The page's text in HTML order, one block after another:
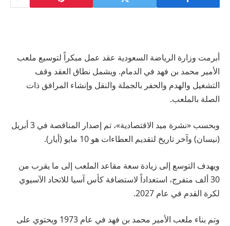
أبرمت وزارة الرياضة السعودية عقد عمل مبكراً لتوسيع ملعب
الأمير محمد بن فهد في الدمام. ويشمل نطاق العقد وقف
التشغيل والهدم والحفر بالجملة والنقل وإنشاء المرافق ذات
الصلة بالملعب.
وبحسب «نشرة ميد الاقتصادية»، تم إصدار المناقصة في 3 أبريل
(نيسان) وآخر تاريخ لتقديم العطاءات هو 10 مايو (أيار).
ويهدف التوسع إلى زيادة سعة مقاعد الملعب إلى ما يقرب من
30 ألف متفرج، استعداداً لاستضافة كأس آسيا للاتحاد الآسيوي
لكرة القدم في عام 2027.
وتم بناء ملعب الأمير محمد بن فهد في عام 1973 ويحتوي على